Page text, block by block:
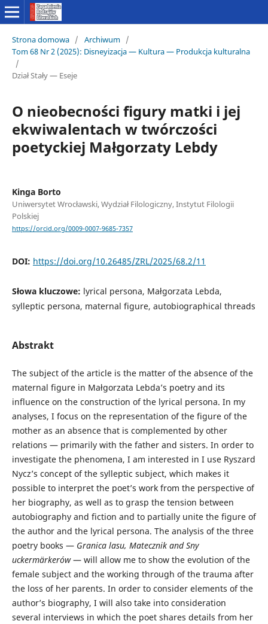
Strona domowa / Archiwum /
Tom 68 Nr 2 (2025): Disneyizacja — Kultura — Produkcja kulturalna
/
Dział Stały — Eseje
O nieobecności figury matki i jej
ekwiwalentach w twórczości
poetyckiej Małgorzaty Lebdy
Kinga Borto
Uniwersytet Wrocławski, Wydział Filologiczny, Instytut Filologii
Polskiej
https://orcid.org/0009-0007-9685-7357
DOI: https://doi.org/10.26485/ZRL/2025/68.2/11
Słowa kluczowe: lyrical persona, Małgorzata Lebda,
sylleptic persona, maternal figure, autobiographical threads
Abstrakt
The subject of the article is the matter of the absence of the
maternal figure in Małgorzata Lebda’s poetry and its
influence on the construction of the lyrical persona. In my
analyses, I focus on the representation of the figure of the
mother as an absence that is complemented by other
relations — primarily with the father and sisters. In order to
investigate the phenomena, I am interested in I use Ryszard
Nycz’s concept of the sylleptic subject, which makes it
possible to interpret the poet’s work from the perspective of
her biography, as well as to grasp the tension between
autobiography and fiction and to partially unite the figure of
the author and the lyrical persona. The analysis of the three
poetry books —Granica lasu, Matecznik and Sny
uckermärkerów— will allow me to show the evolution of the
female subject and the working through of the trauma after
the loss of her parents. In order to consider elements of the
author’s biography, I will also take into consideration
several interviews in which the poet shares details from her